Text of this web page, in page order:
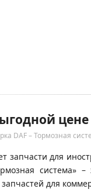
цене
DAF – Тормозная
запчасти для
система»
для